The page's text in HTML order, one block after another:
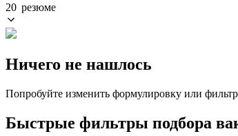
20 резюме
Ничего не нашлось
Попробуйте изменить формулировку или
Быстрые фильтры подбора